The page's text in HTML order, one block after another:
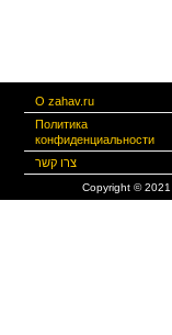
О zahav.ru
Политика
конфиденциальности
צרו קשר
Copyright © 2021